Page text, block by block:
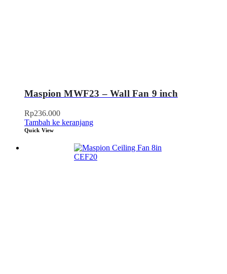
Maspion MWF23 – Wall Fan 9 inch
Rp236.000
Tambah ke keranjang
Quick View